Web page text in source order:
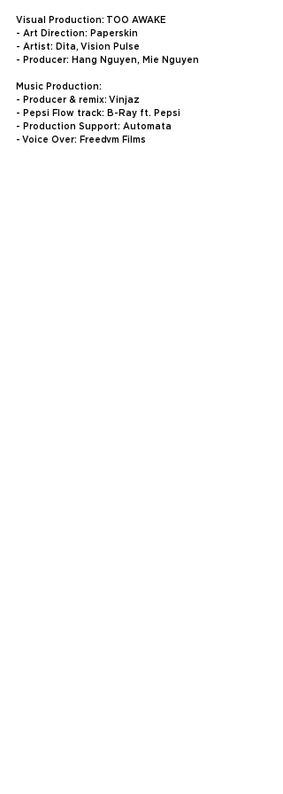
Visual Production: TOO AWAKE
- Art Direction: Paperskin
- Artist: Dita, Vision Pulse
- Producer: Hang Nguyen, Mie Nguyen
Music Production:
- Producer & remix: Vinjaz
- Pepsi Flow track: B-Ray ft. Pepsi
- Production Support: Automata
- Voice Over: Freedvm Films